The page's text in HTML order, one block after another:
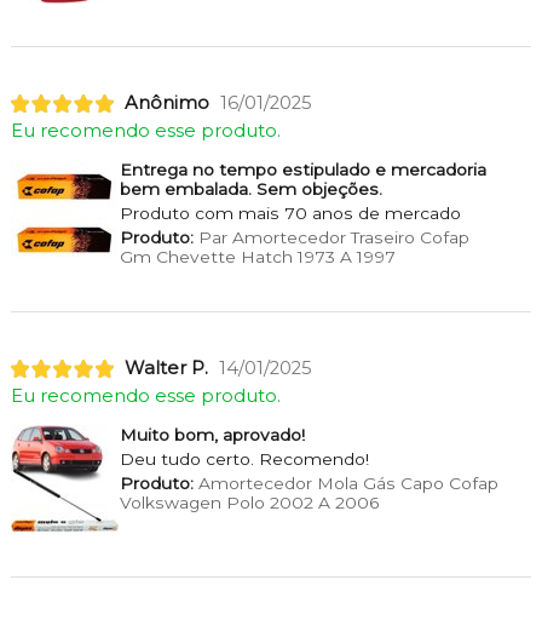
Anônimo 16/01/2025
Eu recomendo esse produto.
Entrega no tempo estipulado e mercadoria
bem embalada. Sem objeções.
Produto com mais 70 anos de mercado
Produto:Par Amortecedor Traseiro Cofap
Gm Chevette Hatch 1973 A 1997
Walter P. 14/01/2025
Eu recomendo esse produto.
Muito bom, aprovado!
Deu tudo certo. Recomendo!
Produto:Amortecedor Mola Gás Capo Cofap
Volkswagen Polo 2002 A 2006